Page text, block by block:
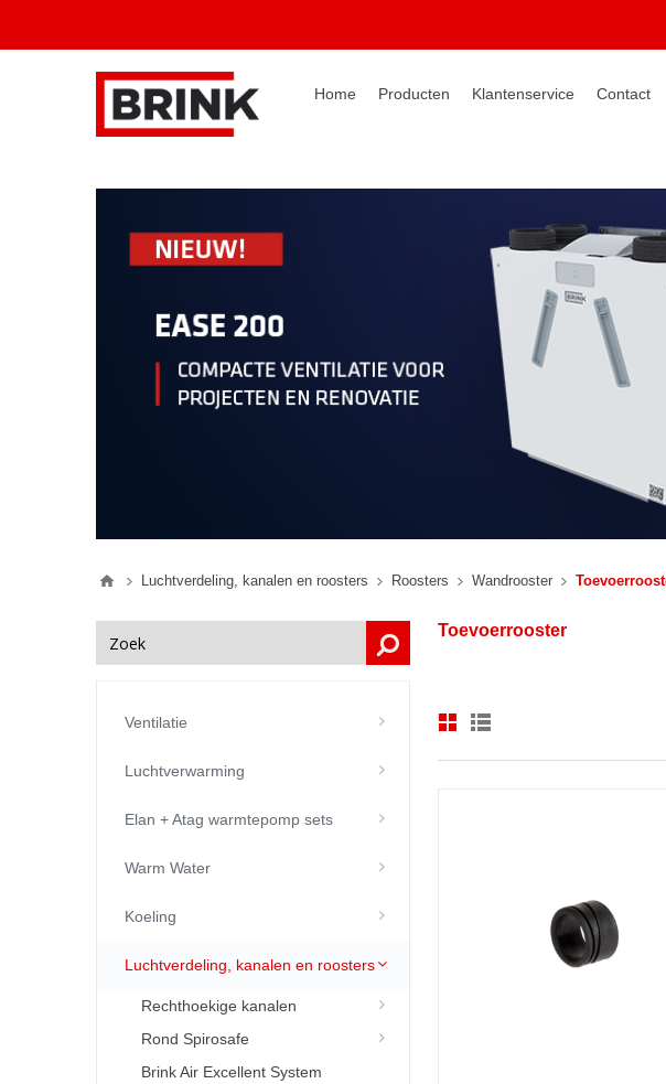
Home Producten Klantenservice Contact
Luchtverdeling, kanalen en roosters Roosters Wandrooster
Toevoerrooster
Ventilatie
Luchtverwarming
Elan + Atag warmtepomp sets
Warm Water
Koeling
Luchtverdeling, kanalen en roosters
Rechthoekige kanalen
Rond Spirosafe
Brink Air Excellent System